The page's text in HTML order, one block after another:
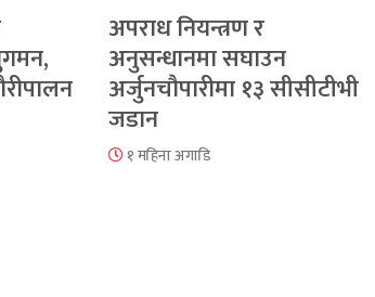
अपराध नियन्त्रण र
अनुसन्धानमा सघाउन
अर्जुनचौपारीमा १३ सीसीटीभी
जडान
१ महिना अगाडि